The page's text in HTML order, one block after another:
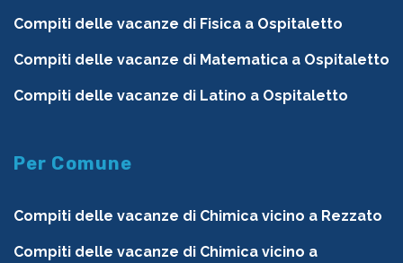
Compiti delle vacanze di Fisica a Ospitaletto
Compiti delle vacanze di Matematica a Ospitaletto
Compiti delle vacanze di Latino a Ospitaletto
Per Comune
Compiti delle vacanze di Chimica vicino a Rezzato
Compiti delle vacanze di Chimica vicino a